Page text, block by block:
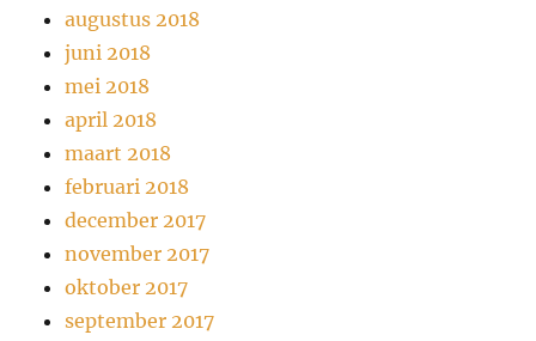
augustus 2018
juni 2018
mei 2018
april 2018
maart 2018
februari 2018
december 2017
november 2017
oktober 2017
september 2017